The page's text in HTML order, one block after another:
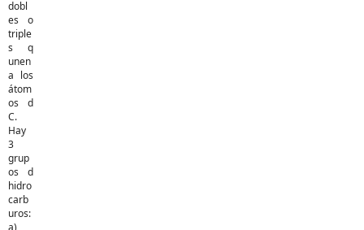
dobl
es o
triple
s q
unen
a los
átom
os d
C.
Hay
3
grup
os d
hidro
carb
uros: